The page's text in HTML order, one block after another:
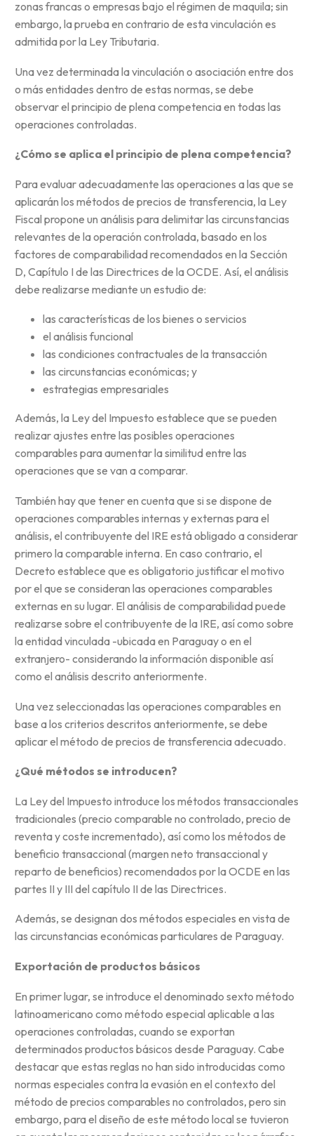
zonas francas o empresas bajo el régimen de maquila; sin
embargo, la prueba en contrario de esta vinculación es
admitida por la Ley Tributaria.
Una vez determinada la vinculación o asociación entre dos
o más entidades dentro de estas normas, se debe
observar el principio de plena competencia en todas las
operaciones controladas.
¿Cómo se aplica el principio de plena competencia?
Para evaluar adecuadamente las operaciones a las que se
aplicarán los métodos de precios de transferencia, la Ley
Fiscal propone un análisis para delimitar las circunstancias
relevantes de la operación controlada, basado en los
factores de comparabilidad recomendados en la Sección
D, Capítulo I de las Directrices de la OCDE. Así, el análisis
debe realizarse mediante un estudio de:
las características de los bienes o servicios
el análisis funcional
las condiciones contractuales de la transacción
las circunstancias económicas; y
estrategias empresariales
Además, la Ley del Impuesto establece que se pueden
realizar ajustes entre las posibles operaciones
comparables para aumentar la similitud entre las
operaciones que se van a comparar.
También hay que tener en cuenta que si se dispone de
operaciones comparables internas y externas para el
análisis, el contribuyente del IRE está obligado a considerar
primero la comparable interna. En caso contrario, el
Decreto establece que es obligatorio justificar el motivo
por el que se consideran las operaciones comparables
externas en su lugar. El análisis de comparabilidad puede
realizarse sobre el contribuyente de la IRE, así como sobre
la entidad vinculada -ubicada en Paraguay o en el
extranjero- considerando la información disponible así
como el análisis descrito anteriormente.
Una vez seleccionadas las operaciones comparables en
base a los criterios descritos anteriormente, se debe
aplicar el método de precios de transferencia adecuado.
¿Qué métodos se introducen?
La Ley del Impuesto introduce los métodos transaccionales
tradicionales (precio comparable no controlado, precio de
reventa y coste incrementado), así como los métodos de
beneficio transaccional (margen neto transaccional y
reparto de beneficios) recomendados por la OCDE en las
partes II y III del capítulo II de las Directrices.
Además, se designan dos métodos especiales en vista de
las circunstancias económicas particulares de Paraguay.
Exportación de productos básicos
En primer lugar, se introduce el denominado sexto método
latinoamericano como método especial aplicable a las
operaciones controladas, cuando se exportan
determinados productos básicos desde Paraguay. Cabe
destacar que estas reglas no han sido introducidas como
normas especiales contra la evasión en el contexto del
método de precios comparables no controlados, pero sin
embargo, para el diseño de este método local se tuvieron